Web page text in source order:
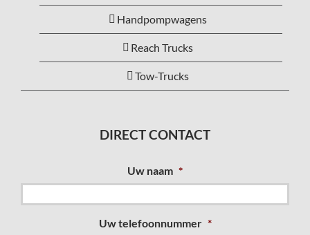
Handpompwagens
Reach Trucks
Tow-Trucks
DIRECT CONTACT
Uw naam *
Uw telefoonnummer *